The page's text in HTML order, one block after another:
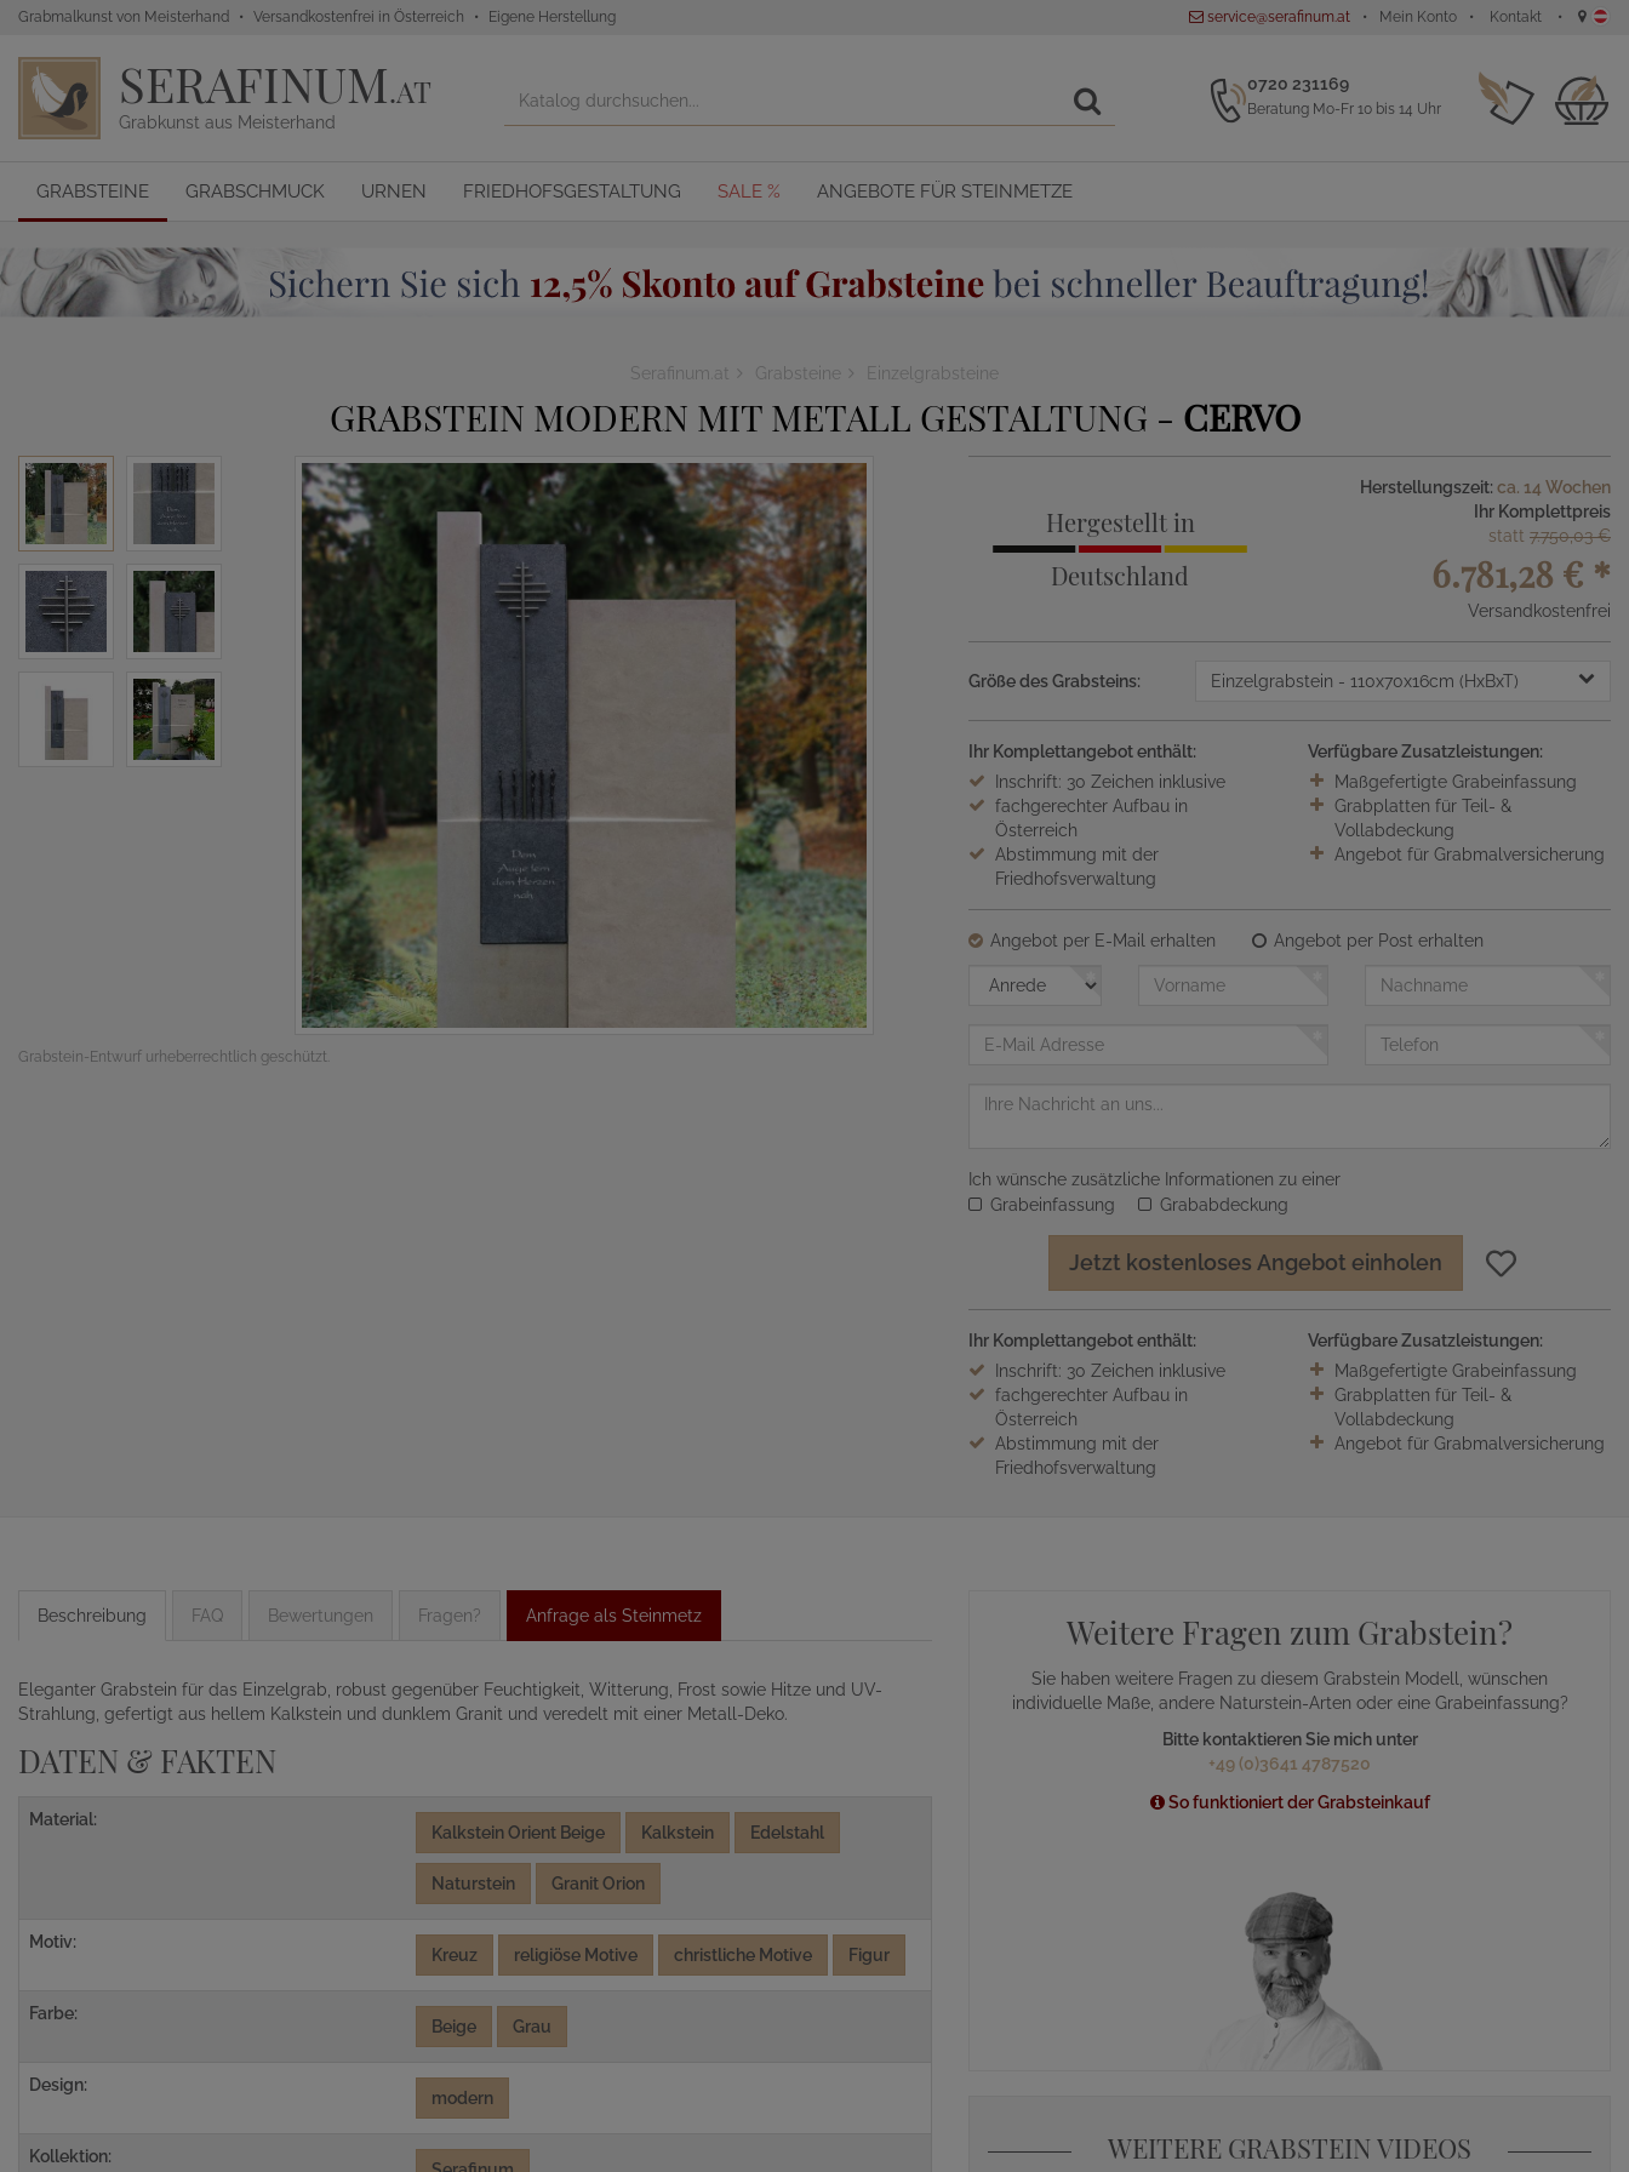
Grabmalkunst von Meisterhand Versandkostenfrei in Österreich Eigene Herstellung service@serafinum.at Mein Konto Kontakt
SERAFINUM.AT
Grabkunst aus Meisterhand
0720 231169
Beratung Mo-Fr 10 bis 14 Uhr
GRABSTEINE GRABSCHMUCK URNEN FRIEDHOFSGESTALTUNG SALE % ANGEBOTE FÜR STEINMETZE
Serafinum.at Grabsteine Einzelgrabsteine
GRABSTEIN MODERN MIT METALL GESTALTUNG - CERVO
Grabstein-Entwurf urheberrechtlich geschützt.
Hergestellt in
Deutschland
Herstellungszeit: ca. 14 Wochen
Ihr Komplettpreis
statt 7.750,03 €
6.781,28 € *
Versandkostenfrei
Größe des Grabsteins: Einzelgrabstein - 110x70x16cm (HxBxT)
Ihr Komplettangebot enthält:
Inschrift: 30 Zeichen inklusive
fachgerechter Aufbau in
Österreich
Abstimmung mit der
Friedhofsverwaltung
Verfügbare Zusatzleistungen:
Maßgefertigte Grabeinfassung
Grabplatten für Teil- &
Vollabdeckung
Angebot für Grabmalversicherung
Angebot per E-Mail erhalten
Angebot per Post erhalten
Anrede
Vorname Nachname
Telefon
Nachricht
Ich wünsche zusätzliche Informationen zu einer
Grabeinfassung
Grababdeckung
Jetzt kostenloses Angebot einholen
Ihr Komplettangebot enthält:
Inschrift: 30 Zeichen inklusive
fachgerechter Aufbau in
Österreich
Abstimmung mit der
Friedhofsverwaltung
Verfügbare Zusatzleistungen:
Maßgefertigte Grabeinfassung
Grabplatten für Teil- &
Vollabdeckung
Angebot für Grabmalversicherung
Beschreibung FAQ Bewertungen Fragen? Anfrage als Steinmetz
Eleganter Grabstein für das Einzelgrab, robust gegenüber Feuchtigkeit, Witterung, Frost sowie Hitze und UV-
Strahlung, gefertigt aus hellem Kalkstein und dunklem Granit und veredelt mit einer Metall-Deko.
DATEN & FAKTEN
Material:
Kalkstein Orient Beige Kalkstein Edelstahl
Naturstein Granit Orion
Motiv:
Kreuz religiöse Motive christliche Motive Figur
Farbe:
Beige Grau
Design:
modern
Kollektion:
Weitere Fragen zum Grabstein?
Sie haben weitere Fragen zu diesem Grabstein Modell, wünschen
individuelle Maße, andere Naturstein-Arten oder eine Grabeinfassung?
Bitte kontaktieren Sie mich unter
+49 (0)3641 4787520
So funktioniert der Grabsteinkauf
WEITERE GRABSTEIN VIDEOS